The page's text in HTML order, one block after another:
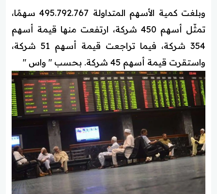
وبلغت كمية الأسهم المتداولة 495.792.767 سهمًا،
تمثّل أسهم 450 شركة، ارتفعت منها قيمة أسهم
354 شركة، فيما تراجعت قيمة أسهم 51 شركة،
واستقرت قيمة أسهم 45 شركة. بحسب " واس "